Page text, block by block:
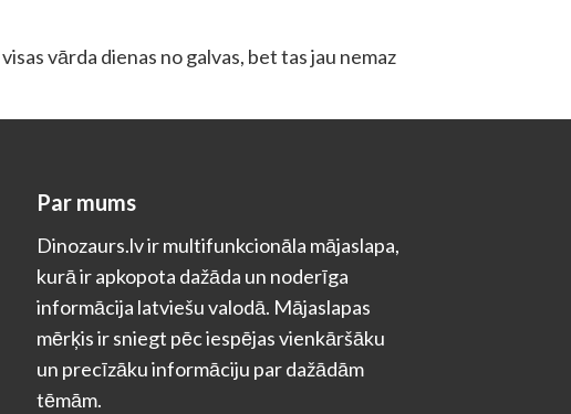
vārda dienas no galvas, bet tas jau nemaz
Par mums
Dinozaurs.lv ir multifunkcionāla mājaslapa,
kurā ir apkopota dažāda un noderīga
informācija latviešu valodā. Mājaslapas
mērķis ir sniegt pēc iespējas vienkāršāku
un precīzāku informāciju par dažādām
tēmām.